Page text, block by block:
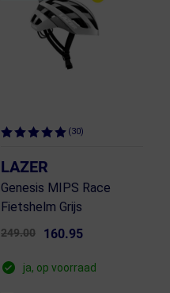
(30)
LAZER
Genesis MIPS Race
Fietshelm Grijs
249.00 160.95
ja, op voorraad